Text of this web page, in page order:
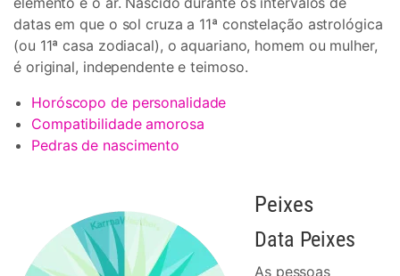
datas em que o sol cruza a 11ª constelação astrológica
(ou 11ª casa zodiacal), o aquariano, homem ou mulher,
é original, independente e teimoso.
Horóscopo de personalidade
Compatibilidade amorosa
Pedras de nascimento
Peixes
Data Peixes
As pessoas